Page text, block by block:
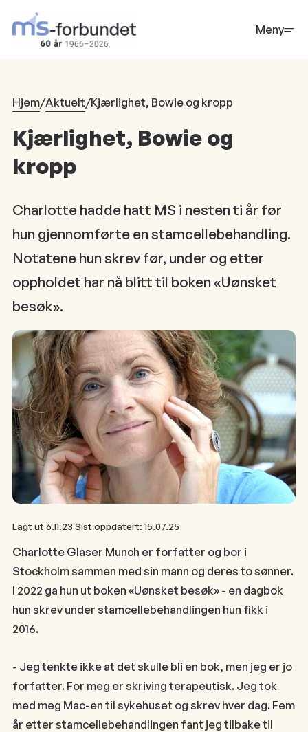
hovedinnhold
Meny
Hjem/Aktuelt/Kjærlighet, Bowie og kropp
Kjærlighet, Bowie og
kropp
Charlotte hadde hatt MS i nesten ti år før
hun gjennomførte en stamcellebehandling.
Notatene hun skrev før, under og etter
oppholdet har nå blitt til boken «Uønsket
besøk».
Lagt ut6.11.23Sist oppdatert: 15.07.25
Charlotte Glaser Munch er forfatter og bor i
Stockholm sammen med sin mann og deres to sønner.
I 2022 ga hun ut boken «Uønsket besøk» - en dagbok
hun skrev under stamcellebehandlingen hun fikk i
2016.
- Jeg tenkte ikke at det skulle bli en bok, men jeg er jo
forfatter. For meg er skriving terapeutisk. Jeg tok
med meg Mac-en til sykehuset og skrev hver dag. Fem
år etter stamcellebehandlingen fant jeg tilbake til